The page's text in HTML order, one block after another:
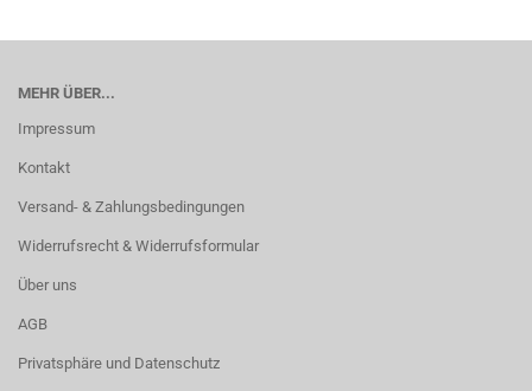
MEHR ÜBER...
Impressum
Kontakt
Versand- & Zahlungsbedingungen
Widerrufsrecht & Widerrufsformular
Über uns
AGB
Privatsphäre und Datenschutz